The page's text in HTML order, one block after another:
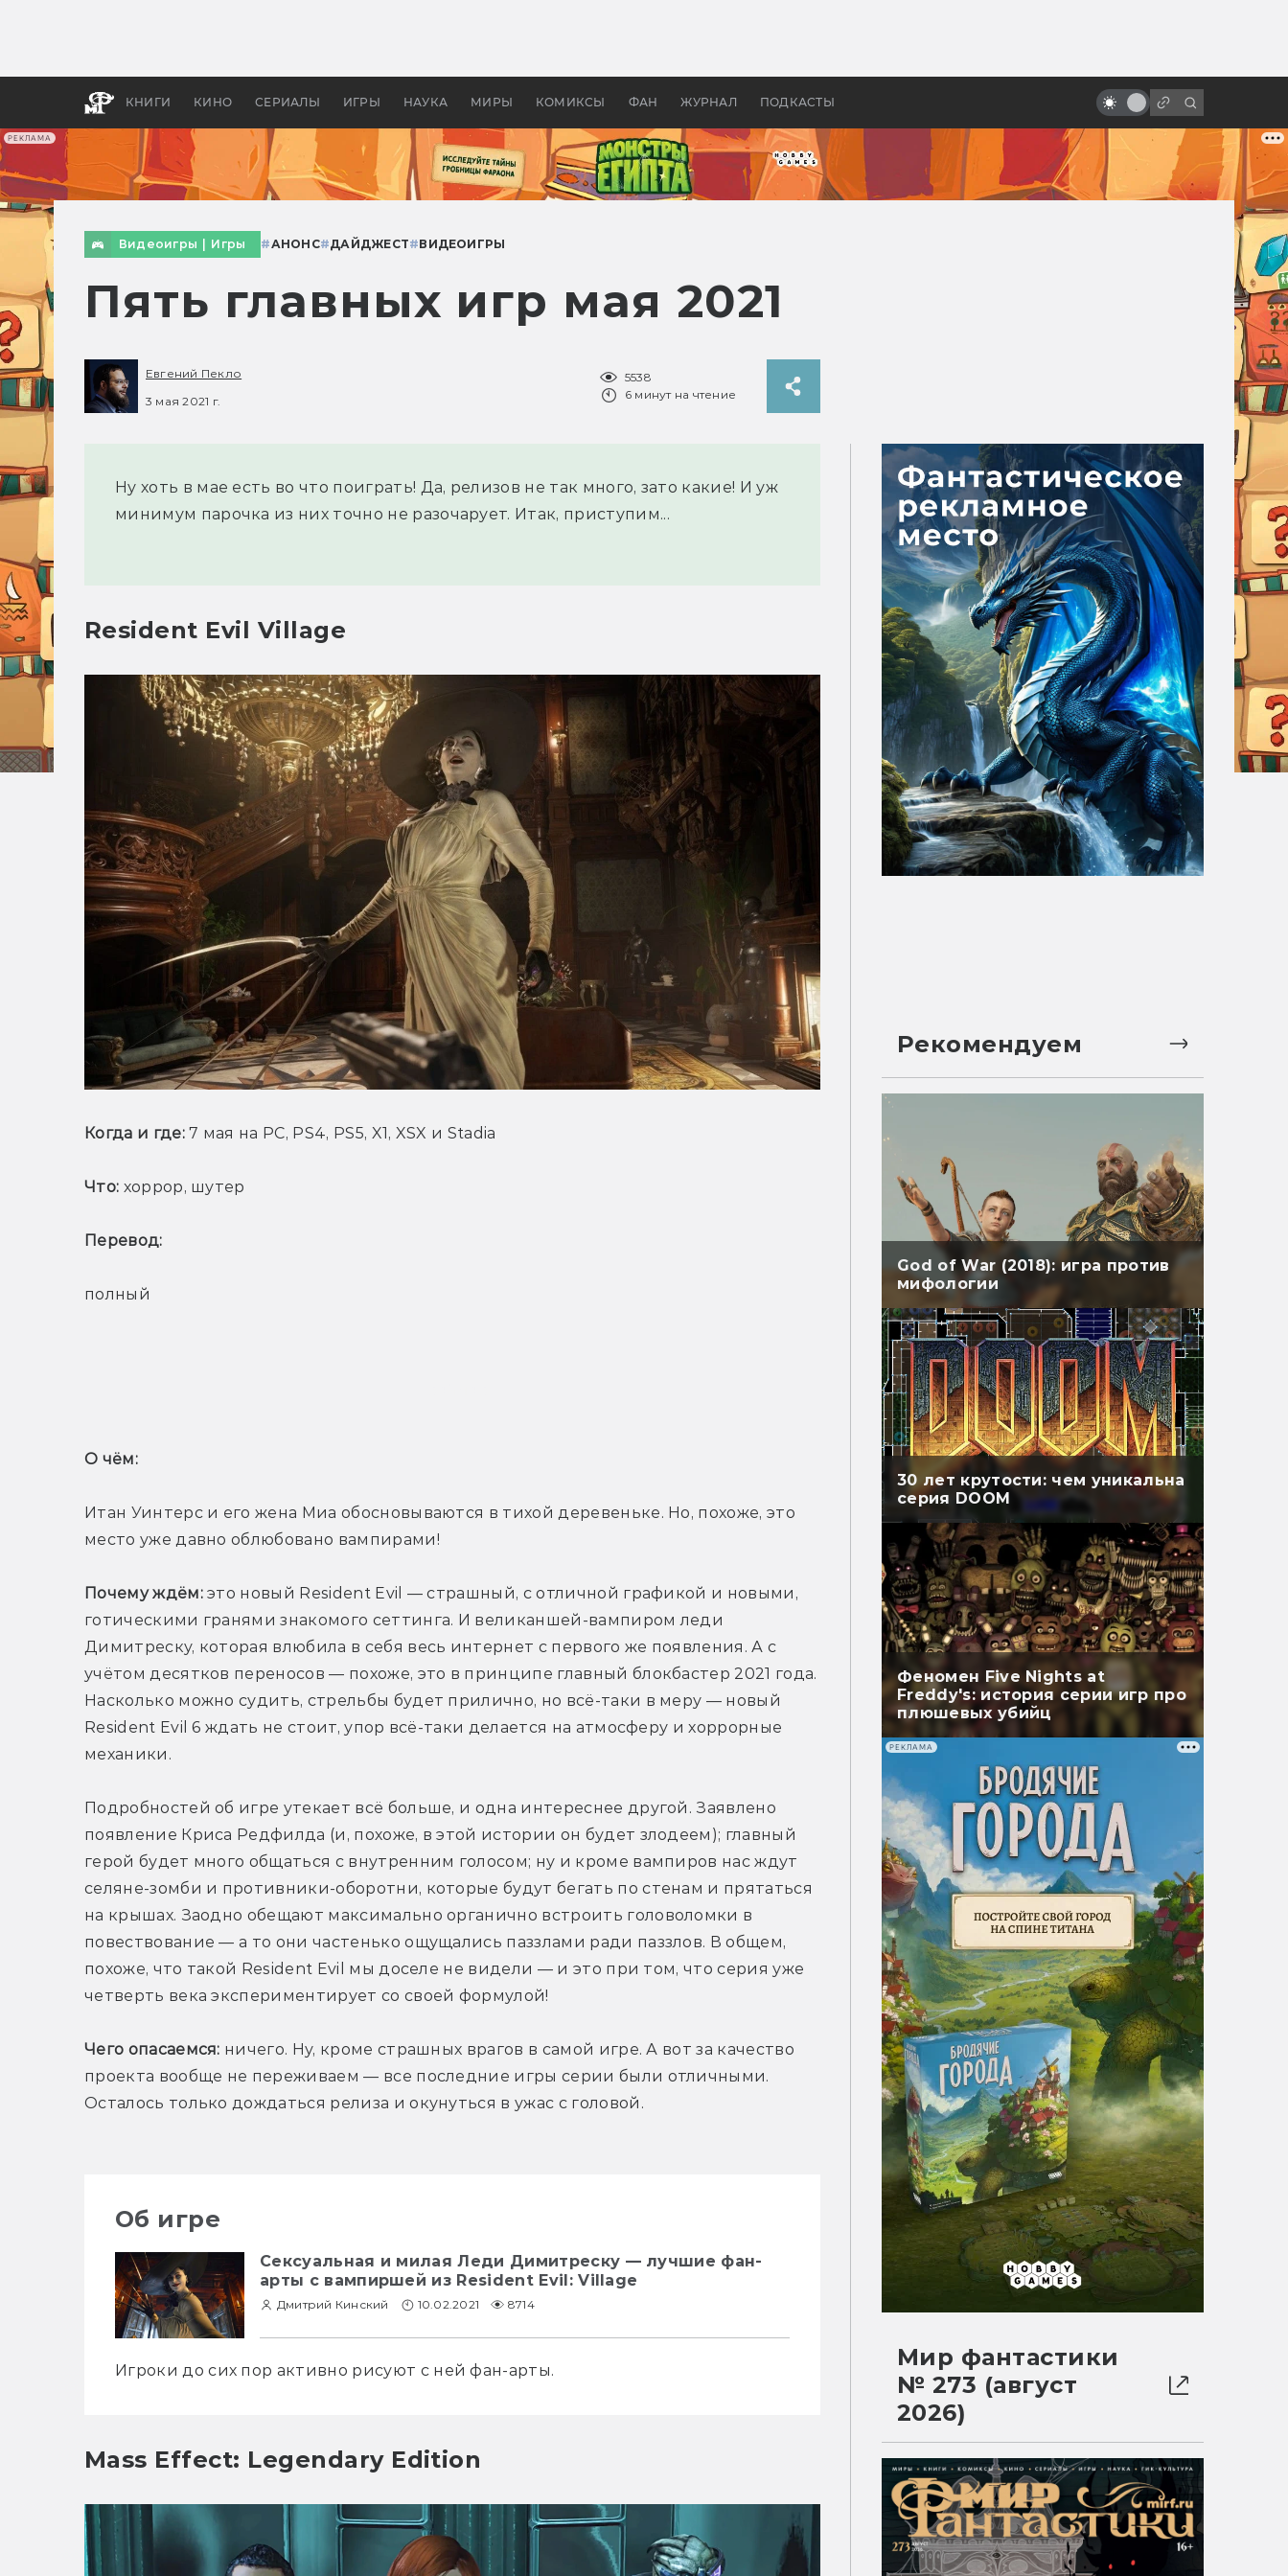
РЕКЛАМА
КНИГИ КИНО СЕРИАЛЫ ИГРЫ НАУКА МИРЫ КОМИКСЫ ФАН ЖУРНАЛ ПОДКАСТЫ
апокалипсис, в России —
бы «Властелина колец»
самом человечном роботе
Видеоигры Игры #АНОНС#ДАЙДЖЕСТ#ВИДЕОИГРЫ
Пять главных игр мая 2021
Евгений Пекло
3 мая 2021 г.
5538
6 минут на чтение
Ну хоть в мае есть во что поиграть! Да, релизов не так много, зато какие! И уж
минимум парочка из них точно не разочарует. Итак, приступим...
Resident Evil Village
Когда и где: 7 мая на PC, PS4, PS5, X1, XSX и Stadia
Что: хоррор, шутер
Перевод:
полный
О чём:
Итан Уинтерс и его жена Миа обосновываются в тихой деревеньке. Но, похоже, это
место уже давно облюбовано вампирами!
Почему ждём: это новый Resident Evil — страшный, с отличной графикой и новыми,
готическими гранями знакомого сеттинга. И великаншей-вампиром леди
Димитреску, которая влюбила в себя весь интернет с первого же появления. А с
учётом десятков переносов — похоже, это в принципе главный блокбастер 2021 года.
Насколько можно судить, стрельбы будет прилично, но всё-таки в меру — новый
Resident Evil 6 ждать не стоит, упор всё-таки делается на атмосферу и хоррорные
механики.
Подробностей об игре утекает всё больше, и одна интереснее другой. Заявлено
появление Криса Редфилда (и, похоже, в этой истории он будет злодеем); главный
герой будет много общаться с внутренним голосом; ну и кроме вампиров нас ждут
селяне-зомби и противники-оборотни, которые будут бегать по стенам и прятаться
на крышах. Заодно обещают максимально органично встроить головоломки в
повествование — а то они частенько ощущались паззлами ради паззлов. В общем,
похоже, что такой Resident Evil мы доселе не видели — и это при том, что серия уже
четверть века экспериментирует со своей формулой!
Чего опасаемся: ничего. Ну, кроме страшных врагов в самой игре. А вот за качество
проекта вообще не переживаем — все последние игры серии были отличными.
Осталось только дождаться релиза и окунуться в ужас с головой.
Об игре
Сексуальная и милая Леди Димитреску — лучшие фан-
арты с вампиршей из Resident Evil: Village
Дмитрий Кинский 10.02.2021 8714
Игроки до сих пор активно рисуют с ней фан-арты.
Mass Effect: Legendary Edition
Рекомендуем
God of War (2018): игра против
мифологии
30 лет крутости: чем уникальна
серия DOOM
Феномен Five Nights at
Freddy's: история серии игр про
плюшевых убийц
РЕКЛАМА
Мир фантастики
№ 273 (август
2026)